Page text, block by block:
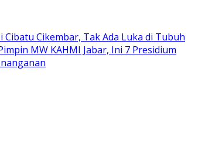
Cikembar, Tak Ada Luka di Tubuh
MW KAHMI Jabar, Ini 7 Presidium